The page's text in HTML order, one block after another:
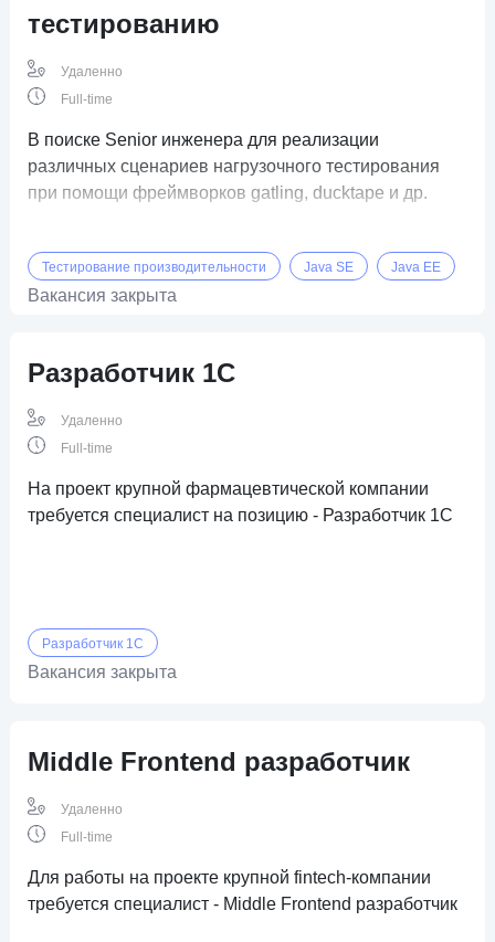
тестированию
Удаленно
Full-time
В поиске Senior инженера для реализации
различных сценариев нагрузочного тестирования
при помощи фреймворков gatling, ducktape и др.
Тестирование производительности Java SE Java EE
Вакансия закрыта
Разработчик 1С
Удаленно
Full-time
На проект крупной фармацевтической компании
требуется специалист на позицию - Разработчик 1С
Разработчик 1C
Вакансия закрыта
Middle Frontend разработчик
Удаленно
Full-time
Для работы на проекте крупной fintech-компании
требуется специалист - Middle Frontend разработчик